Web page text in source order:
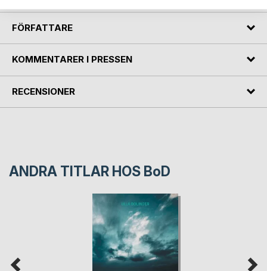
FÖRFATTARE
KOMMENTARER I PRESSEN
RECENSIONER
ANDRA TITLAR HOS BoD